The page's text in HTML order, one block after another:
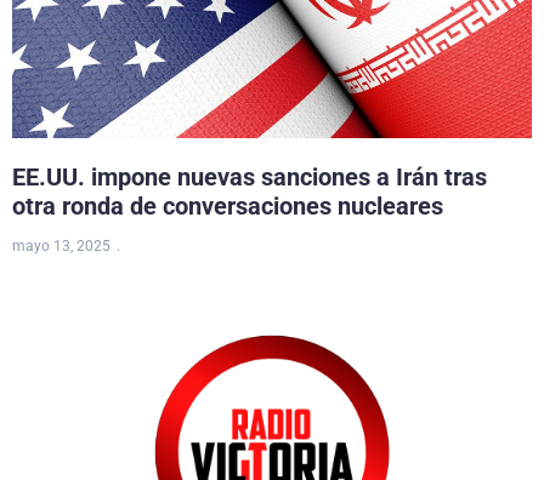
EE.UU. impone nuevas sanciones a Irán tras
otra ronda de conversaciones nucleares
mayo 13, 2025